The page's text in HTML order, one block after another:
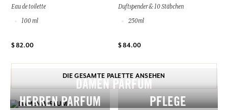
Eau de toilette
100 ml
$ 82.00
Duftspender & 10 Stäbchen
250ml
$ 84.00
DIE GESAMTE PALETTE ANSEHEN
DAMEN PARFUM
HERREN PARFUM
PFLEGE